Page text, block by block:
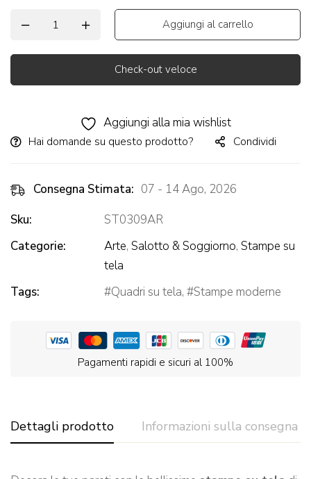
Aggiungi al carrello
Check-out veloce
Aggiungi alla mia wishlist
Hai domande su questo prodotto? Condividi
Consegna Stimata: 07 - 14 Ago, 2026
Sku:
ST0309AR
Categorie:
Arte, Salotto & Soggiorno, Stampe su
tela
Tags:
Quadri su tela, Stampe moderne
Pagamenti rapidi e sicuri al 100%
Dettagli prodotto Informazioni sulla consegna